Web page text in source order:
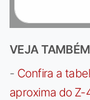
VEJA TAMBÉM
- Confira a
aproxima do Z-